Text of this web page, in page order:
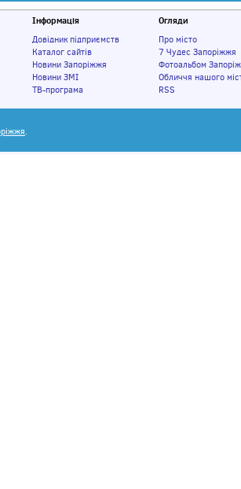
Інформація
Довідник підприємств
Каталог сайтів
Новини Запоріжжя
Новини ЗМІ
ТВ-програма
Огляди
Про місто
7 Чудес Запоріжжя
Фотоальбом
Обличчя нашого
RSS
.